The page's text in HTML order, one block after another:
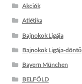
Akciók
Atlétika
Bajnokok Ligája
Bajnokok Ligája-döntő
Bayern München
BELFÖLD